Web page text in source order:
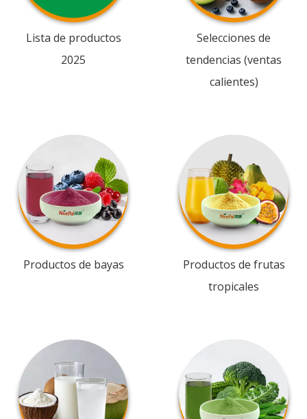
Lista de productos
2025
Selecciones de
tendencias (ventas
calientes)
Productos de bayas
Productos de frutas
tropicales